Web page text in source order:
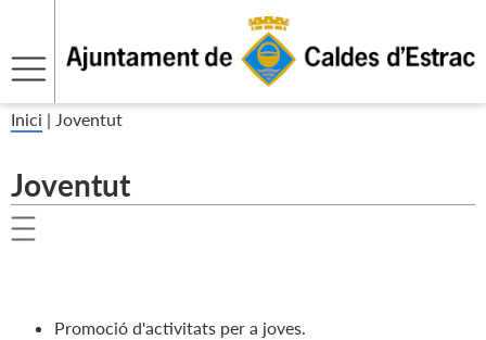
Inici | Joventut
Joventut
Promoció d'activitats per a joves.